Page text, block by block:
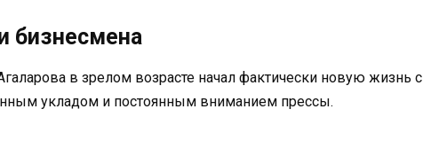
бизнесмена
в зрелом возрасте начал фактически новую жизнь с
укладом и постоянным вниманием прессы.